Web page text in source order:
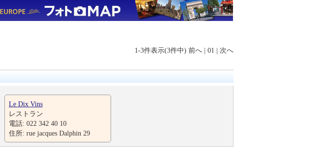
1-3件表示(3件中) 前へ | 01 | 次へ
Le Dix Vins
レストラン
電話: 022 342 40 10
住所: rue jacques Dalphin 29